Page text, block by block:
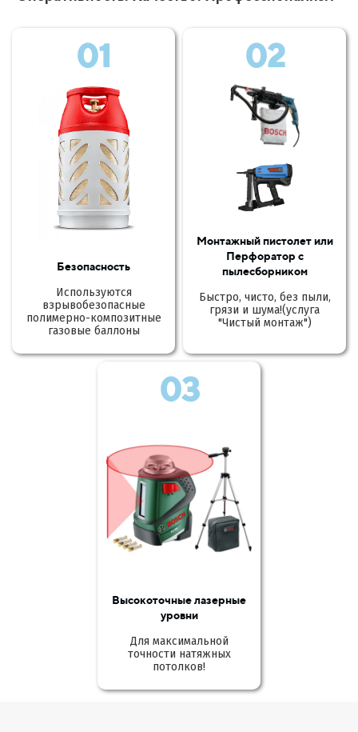
01
Безопасность
Используются
взрывобезопасные
полимерно-композитные
газовые баллоны
02
Монтажный пистолет или
Перфоратор с
пылесборником
Быстро, чисто, без пыли,
грязи и шума!(услуга
"Чистый монтаж")
03
Высокоточные лазерные
уровни
Для максимальной
точности натяжных
потолков!